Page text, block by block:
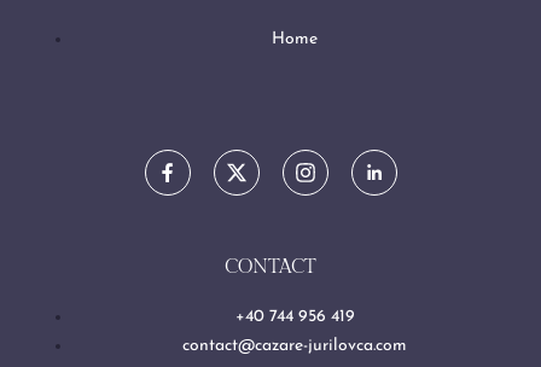
Home
CONTACT
+40 744 956 419
contact@cazare-jurilovca.com